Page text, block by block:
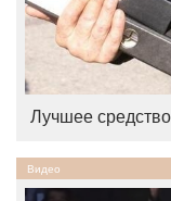
Лучшее
Видео